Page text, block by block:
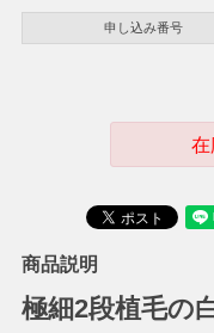
申し込み番号
在
商品説明
極細2段植毛の